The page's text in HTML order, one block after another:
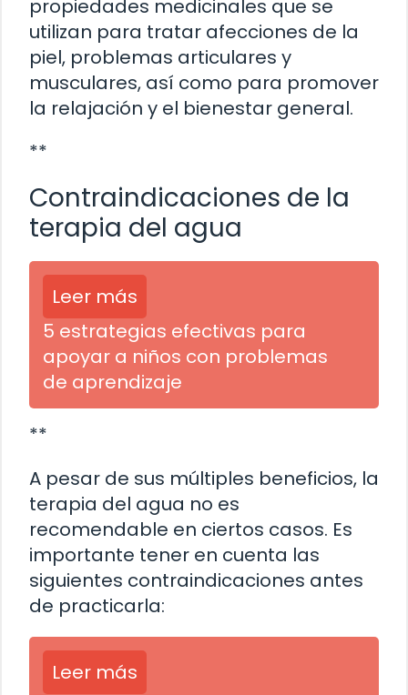
propiedades medicinales que se
utilizan para tratar afecciones de la
piel, problemas articulares y
musculares, así como para promover
la relajación y el bienestar general.
**
Contraindicaciones de la
terapia del agua
Leer más
5 estrategias efectivas para
apoyar a niños con problemas
de aprendizaje
**
A pesar de sus múltiples beneficios, la
terapia del agua no es
recomendable en ciertos casos. Es
importante tener en cuenta las
siguientes contraindicaciones antes
de practicarla:
Leer más